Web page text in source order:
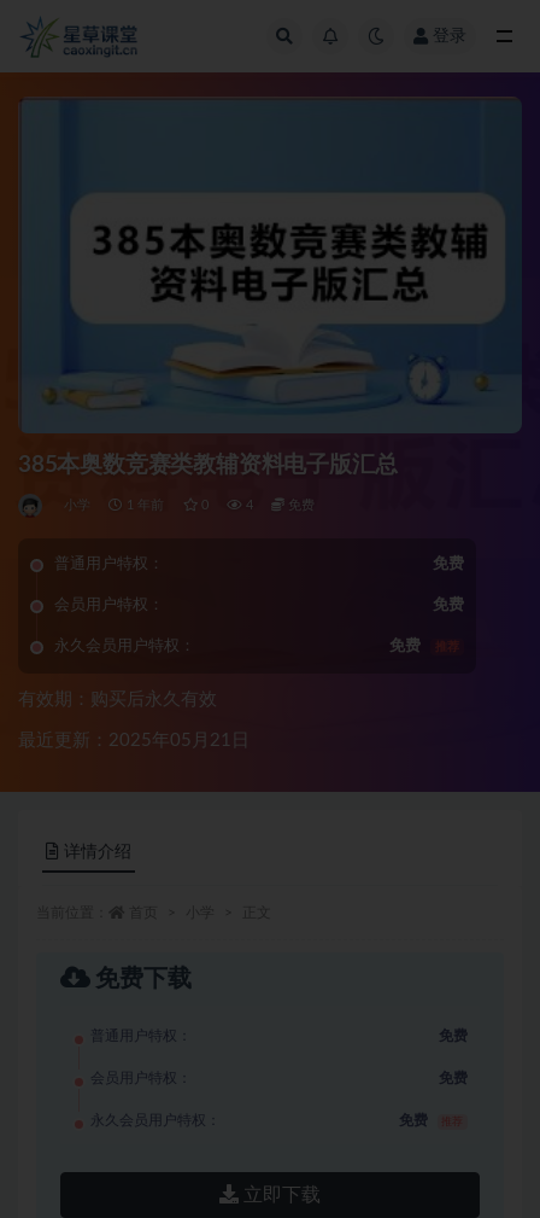
登录
385本奥数竞赛类教辅资料电子版汇总
小学 1 年前 0 4 免费
普通用户特权： 免费
会员用户特权： 免费
永久会员用户特权： 免费 推荐
有效期：购买后永久有效
最近更新：2025年05月21日
详情介绍
免费下载
普通用户特权： 免费
会员用户特权： 免费
永久会员用户特权： 免费
立即下载